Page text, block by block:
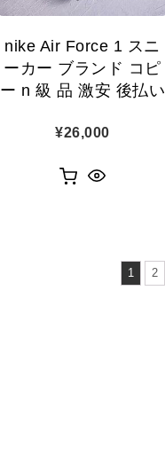
nike Air Force 1 スニ
ーカー ブランド コピ
ー n 級 品 激安 後払い
¥26,000
1 2